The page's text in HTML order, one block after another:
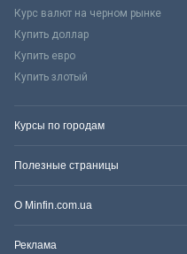
Курс валют на черном рынке
Купить доллар
Купить евро
Купить злотый
Курсы по городам
Полезные страницы
О Minfin.com.ua
Реклама